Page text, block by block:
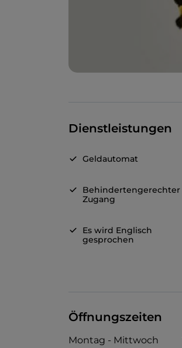
Dienstleistungen
Geldautomat
Behindertengerechter
Zugang
Es wird Englisch
gesprochen
Öffnungszeiten
Montag - Mittwoch